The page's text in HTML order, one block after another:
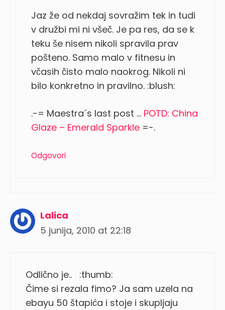
Jaz že od nekdaj sovražim tek in tudi
v družbi mi ni všeč. Je pa res, da se k
teku še nisem nikoli spravila prav
pošteno. Samo malo v fitnesu in
včasih čisto malo naokrog. Nikoli ni
bilo konkretno in pravilno. :blush:
.-= Maestra´s last post … POTD: China
Glaze – Emerald Sparkle =-.
Odgovori
Lalica
5 junija, 2010 at 22:18
Odlično je.. :thumb:
Čime si rezala fimo? Ja sam uzela na
ebayu 50 štapića i stoje i skupljaju